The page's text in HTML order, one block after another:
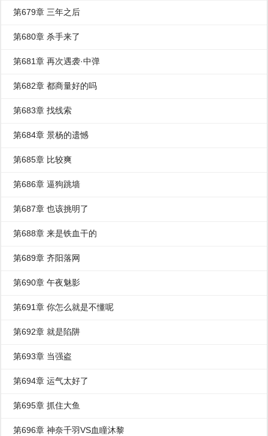
第679章 三年之后
第680章 杀手来了
第681章 再次遇袭·中弹
第682章 都商量好的吗
第683章 找线索
第684章 景杨的遗憾
第685章 比较爽
第686章 逼狗跳墙
第687章 也该挑明了
第688章 来是铁血干的
第689章 齐阳落网
第690章 午夜魅影
第691章 你怎么就是不懂呢
第692章 就是陷阱
第693章 当强盗
第694章 运气太好了
第695章 抓住大鱼
第696章 神奈千羽VS血瞳沐黎